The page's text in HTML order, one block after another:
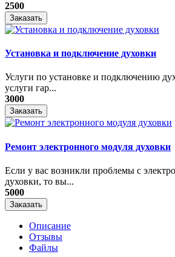
2500
Заказать
Установка и подключение духовки
Услуги по установке и подключению
услуги гар...
3000
Заказать
Ремонт электронного модуля духовки
Если у вас возникли проблемы с
духовки, то вы...
5000
Заказать
Описание
Отзывы
Файлы